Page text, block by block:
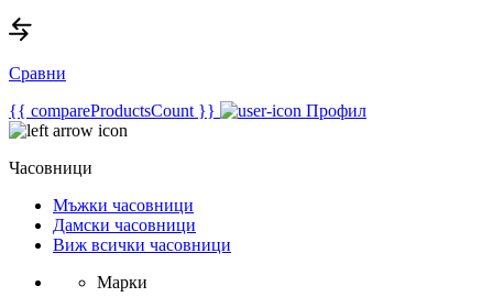
Сравни
{{ compareProductsCount }}
Профил
Часовници
Мъжки часовници
Дамски часовници
Виж всички часовници
Марки